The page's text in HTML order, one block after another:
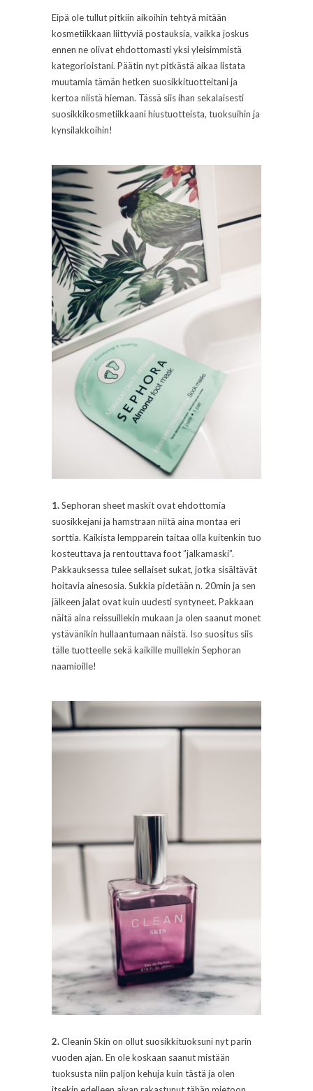
Eipä ole tullut pitkiin aikoihin tehtyä mitään
kosmetiikkaan liittyviä postauksia, vaikka joskus
ennen ne olivat ehdottomasti yksi yleisimmistä
kategorioistani. Päätin nyt pitkästä aikaa listata
muutamia tämän hetken suosikkituotteitani ja
kertoa niistä hieman. Tässä siis ihan sekalaisesti
suosikkikosmetiikkaani hiustuotteista, tuoksuihin ja
kynsilakkoihin!
1.Sephoran sheet maskit ovat ehdottomia
suosikkejani ja hamstraan niitä aina montaa eri
sorttia. Kaikista lempparein taitaa olla kuitenkin tuo
kosteuttava ja rentouttava foot ”jalkamaski”.
Pakkauksessa tulee sellaiset sukat, jotka sisältävät
hoitavia ainesosia. Sukkia pidetään n. 20min ja sen
jälkeen jalat ovat kuin uudesti syntyneet. Pakkaan
näitä aina reissuillekin mukaan ja olen saanut monet
ystävänikin hullaantumaan näistä. Iso suositus siis
tälle tuotteelle sekä kaikille muillekin Sephoran
naamioille!
2.Cleanin Skin on ollut suosikkituoksuni nyt parin
vuoden ajan. En ole koskaan saanut mistään
tuoksusta niin paljon kehuja kuin tästä ja olen